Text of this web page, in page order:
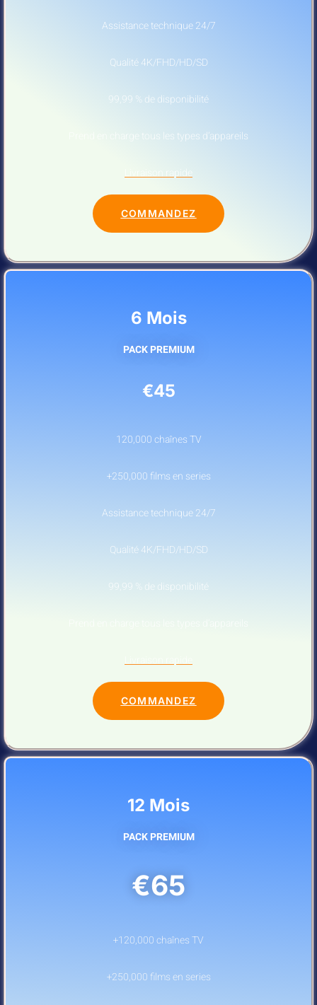
Assistance technique 24/7
Qualité 4K/FHD/HD/SD
99,99 % de disponibilité
Prend en charge tous les types d’appareils
Livraison rapide
COMMANDEZ
6 Mois
PACK PREMIUM
€45
120,000 chaînes TV
+250,000 films en series
Assistance technique 24/7
Qualité 4K/FHD/HD/SD
99,99 % de disponibilité
Livraison rapide
COMMANDEZ
12 Mois
PACK PREMIUM
€65
+120,000 chaînes TV
+250,000 films en series